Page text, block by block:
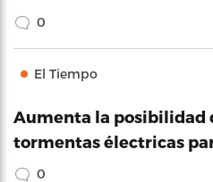
0
El Tiempo
Aumenta la posibilidad
tormentas électricas
0